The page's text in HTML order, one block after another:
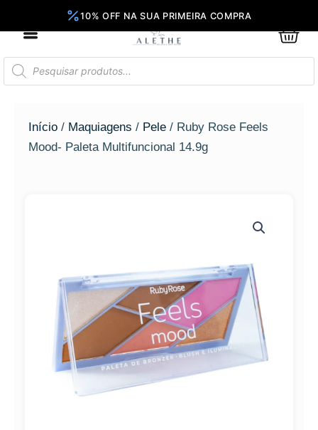
conteúdo
Pesquisar
produtos
Início / Maquiagens / Pele / Ruby Rose Feels
Mood- Paleta Multifuncional 14.9g